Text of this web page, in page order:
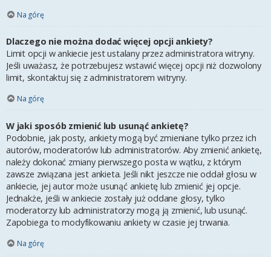
Na górę
Dlaczego nie można dodać więcej opcji ankiety?
Limit opcji w ankiecie jest ustalany przez administratora witryny.
Jeśli uważasz, że potrzebujesz wstawić więcej opcji niż dozwolony
limit, skontaktuj się z administratorem witryny.
Na górę
W jaki sposób zmienić lub usunąć ankietę?
Podobnie, jak posty, ankiety mogą być zmieniane tylko przez ich
autorów, moderatorów lub administratorów. Aby zmienić ankietę,
należy dokonać zmiany pierwszego posta w wątku, z którym
zawsze związana jest ankieta. Jeśli nikt jeszcze nie oddał głosu w
ankiecie, jej autor może usunąć ankietę lub zmienić jej opcje.
Jednakże, jeśli w ankiecie zostały już oddane głosy, tylko
moderatorzy lub administratorzy mogą ją zmienić, lub usunąć.
Zapobiega to modyfikowaniu ankiety w czasie jej trwania.
Na górę